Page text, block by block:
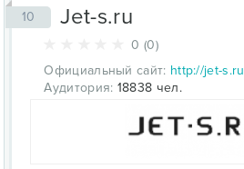
10 Jet-s.ru
0 (0)
Официальный сайт: http://jet-s.ru
Аудитория: 18838 чел.